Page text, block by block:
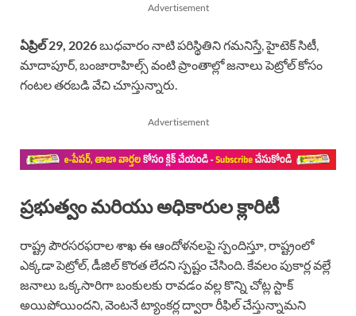
Advertisement
ఏప్రిల్ 29, 2026బుధవారం నాటి పరిస్థితిని గమనిస్తే, హైటెక్ సిటీ,
మాదాపూర్, బంజారాహిల్స్ వంటి ప్రాంతాల్లో జనాలు పెట్రోల్ కోసం
గంటల తరబడి వేచి చూస్తున్నారు.
Advertisement
ప్రభుత్వం మరియు అధికారుల క్లారిటీ
రాష్ట్ర పౌరసరఫరాల శాఖ ఈ ఆందోళనలపై స్పందిస్తూ, రాష్ట్రంలో
ఎక్కడా పెట్రోల్, డీజిల్ కొరత లేదని స్పష్టం చేసింది. కేవలం పుకార్ల వల్లే
జనాలు ఒక్కసారిగా బంకులకు రావడం వల్ల కొన్ని చోట్ల స్టాక్
అయిపోయిందని, వెంటనే ట్యాంకర్ల ద్వారా రీఫిల్ చేస్తున్నామని